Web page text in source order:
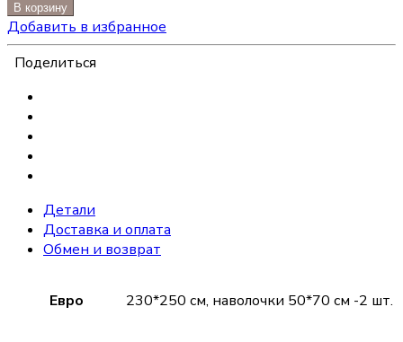
В корзину
Добавить в избранное
Поделиться
Детали
Доставка и оплата
Обмен и возврат
Евро 230*250 см, наволочки 50*70 см -2 шт.